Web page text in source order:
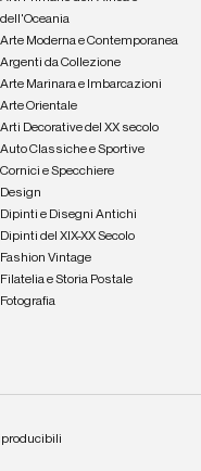
dell'Oceania
Arte Moderna e Contemporanea
Argenti da Collezione
Arte Marinara e Imbarcazioni
Arte Orientale
Arti Decorative del XX secolo
Auto Classiche e Sportive
Cornici e Specchiere
Design
Dipinti e Disegni Antichi
Dipinti del XIX-XX Secolo
Fashion Vintage
Filatelia e Storia Postale
Fotografia